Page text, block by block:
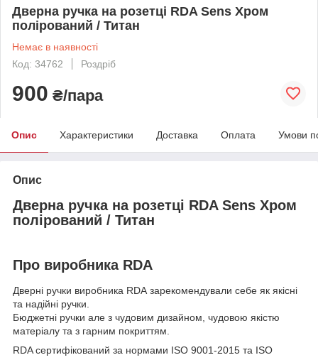
Дверна ручка на розетці RDA Sens Хром
полірований / Титан
Немає в наявності
Код: 34762
Роздріб
900 ₴/пара
Опис Характеристики Доставка Оплата Умови
Опис
Дверна ручка на розетці RDA Sens Хром
полірований / Титан
Про виробника RDA
Дверні ручки виробника RDA зарекомендували себе як якісні
та надійні ручки.
Бюджетні ручки але з чудовим дизайном, чудовою якістю
матеріалу та з гарним покриттям.
RDA сертифікований за нормами ISO 9001-2015 та ISO